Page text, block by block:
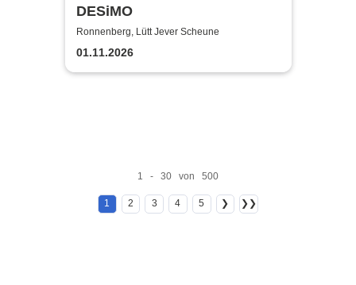
DESiMO
Ronnenberg, Lütt Jever Scheune
01.11.2026
1 - 30 von 500
1 2 3 4 5 ❯ ❯❯